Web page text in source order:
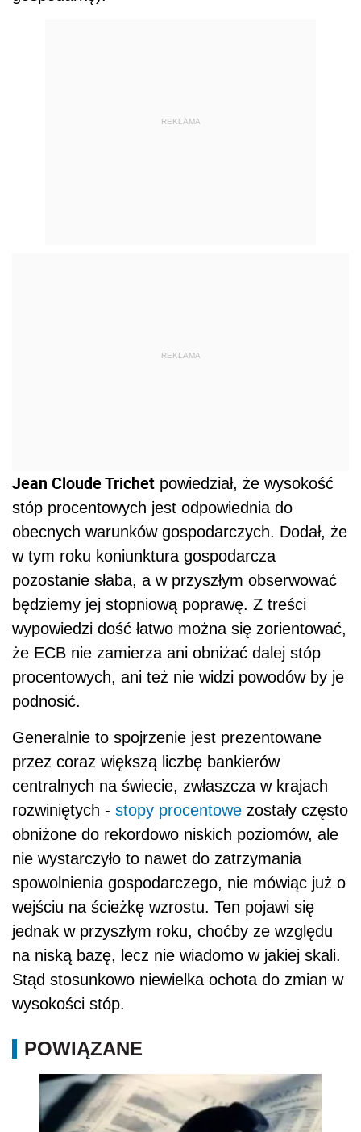
REKLAMA
REKLAMA
Jean Cloude Trichet powiedział, że wysokość
stóp procentowych jest odpowiednia do
obecnych warunków gospodarczych. Dodał, że
w tym roku koniunktura gospodarcza
pozostanie słaba, a w przyszłym obserwować
będziemy jej stopniową poprawę. Z treści
wypowiedzi dość łatwo można się zorientować,
że ECB nie zamierza ani obniżać dalej stóp
procentowych, ani też nie widzi powodów by je
podnosić.
Generalnie to spojrzenie jest prezentowane
przez coraz większą liczbę bankierów
centralnych na świecie, zwłaszcza w krajach
rozwiniętych - stopy procentowe zostały często
obniżone do rekordowo niskich poziomów, ale
nie wystarczyło to nawet do zatrzymania
spowolnienia gospodarczego, nie mówiąc już o
wejściu na ścieżkę wzrostu. Ten pojawi się
jednak w przyszłym roku, choćby ze względu
na niską bazę, lecz nie wiadomo w jakiej skali.
Stąd stosunkowo niewielka ochota do zmian w
wysokości stóp.
POWIĄZANE